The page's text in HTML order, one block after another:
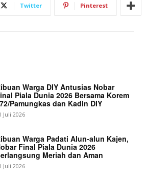
Twitter Pinterest
Warga DIY Antusias Nobar
Piala Dunia 2026 Bersama Korem
Pamungkas dan Kadin DIY
Juli 2026
Warga Padati Alun-alun Kajen,
Final Piala Dunia 2026
Meriah dan Aman
Juli 2026